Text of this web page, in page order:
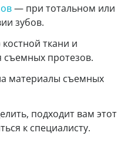
— при тотальном или
зубов.
ткани и
протезов.
материалы съемных
подходит вам этот
к специалисту.